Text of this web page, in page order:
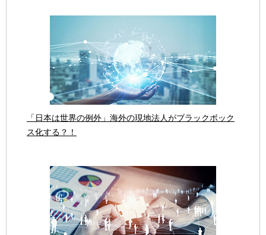
「日本は世界の例外」海外の現地法人がブラックボック
ス化する？！